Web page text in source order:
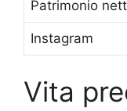
Patrimonio
Instagram
Vita